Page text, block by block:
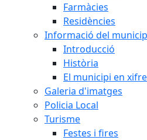
Farmàcies
Residències
Informació del
Introducció
Història
El municipi en
Galeria d'imatges
Policia Local
Turisme
Festes i fires